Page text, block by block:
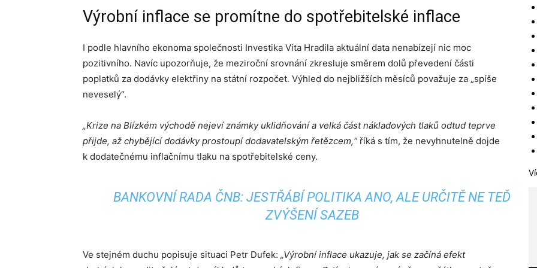
Výrobní inflace se promítne do spotřebitelské inflace
I podle hlavního ekonoma společnosti Investika Víta Hradila aktuální data nenabízejí nic moc
pozitivního. Navíc upozorňuje, že meziroční srovnání zkresluje směrem dolů převedení části
poplatků za dodávky elektřiny na státní rozpočet. Výhled do nejbližších měsíců považuje za „spíše
neveselý“.
„Krize na Blízkém východě nejeví známky uklidňování a velká část nákladových tlaků odtud teprve
přijde, až chybějící dodávky prostoupí dodavatelským řetězcem,“říká s tím, že nevyhnutelně dojde
k dodatečnému inflačnímu tlaku na spotřebitelské ceny.
BANKOVNÍ RADA ČNB: JESTŘÁBÍ POLITIKA ANO, ALE URČITĚ NE TEĎ
ZVÝŠENÍ SAZEB
Ve stejném duchu popisuje situaci Petr Dufek: „Výrobní inflace ukazuje, jak se začíná efekt